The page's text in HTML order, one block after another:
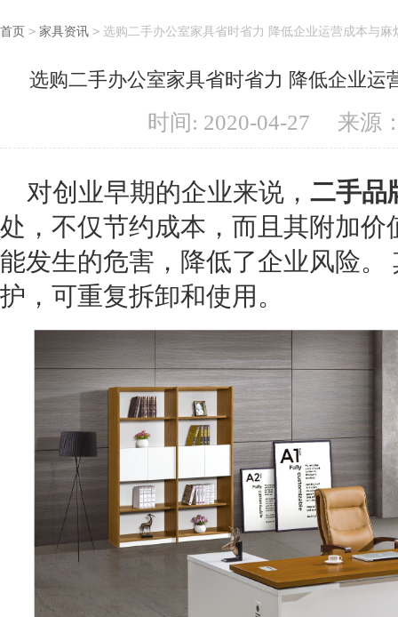
首页 > 家具资讯 > 选购二手办公室家具省时省力 降低企业运营成本与
选购二手办公室家具省时省力 降低企业运
时间: 2020-04-27 来源
对创业早期的企业来说， 二手品
处，不仅节约成本，而且其附加
能发生的危害，降低了企业风险。
护，可重复拆卸和使用。